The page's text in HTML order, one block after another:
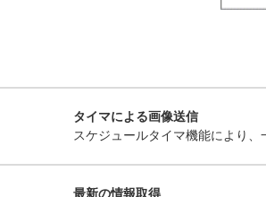
タイマによる画像送信
スケジュールタイマ機能により、
最新の情報取得